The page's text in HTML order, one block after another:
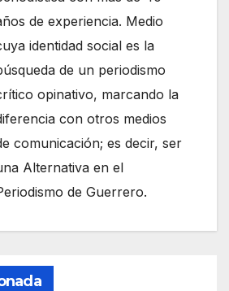
de experiencia. Medio
identidad social es la
de un periodismo
opinativo, marcando la
con otros medios
comunicación; es decir, ser
Alternativa en el
de Guerrero.